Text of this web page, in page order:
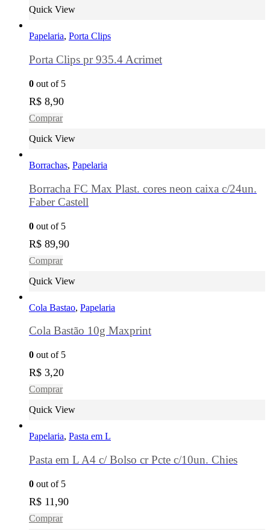
Quick View
Papelaria, Porta Clips
Porta Clips pr 935.4 Acrimet
0 out of 5
R$ 8,90
Comprar
Quick View
Borrachas, Papelaria
Borracha FC Max Plast. cores neon caixa c/24un.
Faber Castell
0 out of 5
R$ 89,90
Comprar
Quick View
Cola Bastao, Papelaria
Cola Bastão 10g Maxprint
0 out of 5
R$ 3,20
Comprar
Quick View
Papelaria, Pasta em L
Pasta em L A4 c/ Bolso cr Pcte c/10un. Chies
0 out of 5
R$ 11,90
Comprar